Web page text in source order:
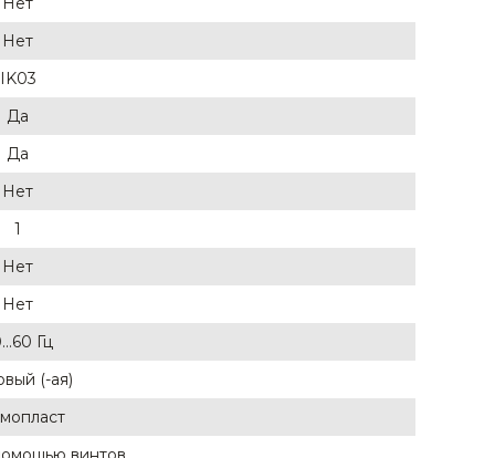
Нет
IK03
Да
Да
Нет
1
Нет
Нет
Гц
(-ая)